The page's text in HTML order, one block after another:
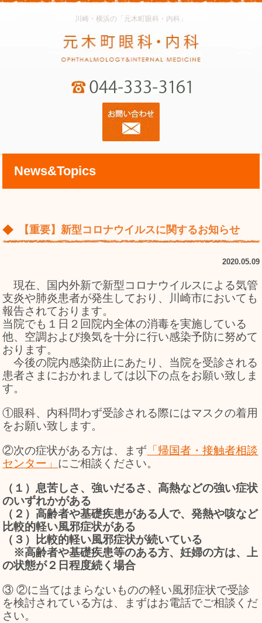
川崎・横浜の「元木町眼科・内科」
News&Topics
【重要】新型コロナウイルスに関するお知らせ
2020.05.09
現在、国内外新で新型コロナウイルスによる気管
支炎や肺炎患者が発生しており、川崎市においても
報告されております。
当院でも１日２回院内全体の消毒を実施している
他、空調および換気を十分に行い感染予防に努めて
おります。
今後の院内感染防止にあたり、当院を受診される
患者さまにおかれましては以下の点をお願い致しま
す。
①眼科、内科問わず受診される際にはマスクの着用
をお願い致します。
②次の症状がある方は、まず 「帰国者・接触者相談
センター」 にご相談ください。
（１）息苦しさ、強いだるさ、高熱などの強い症状
のいずれかがある
（２）高齢者や基礎疾患がある人で、発熱や咳など
比較的軽い風邪症状がある
（３）比較的軽い風邪症状が続いている
※高齢者や基礎疾患等のある方、妊婦の方は、上
の状態が２日程度続く場合
③ ②に当てはまらないものの軽い風邪症状で受診
を検討されている方は、まずはお電話でご相談くだ
さい。